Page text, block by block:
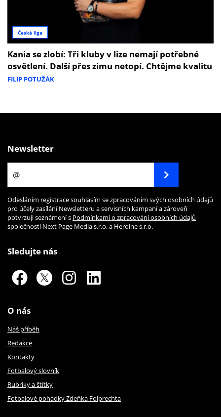
Česká liga
Kania se zlobí: Tři kluby v lize nemají potřebné
osvětlení. Další přes zimu netopí. Chtějme kvalitu
FILIP POTUŽÁK
Newsletter
Odesláním registrace souhlasím se zpracováním svých osobních údajů
pro účely zasílání Newsletteru a servisních kampaní a zároveň
potvrzuji seznámení s Podmínkami o zpracování osobních údajů
společností Next Page Media s.r.o. a Heroine s.r.o.
Sledujte nás
O nás
Náš příběh
Redakce
Kontakty
Fotbalový slovník
Rubriky a štítky
Fotbalové pohádky Zdeňka Folprechta